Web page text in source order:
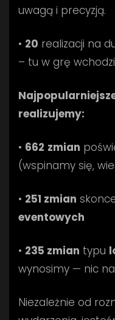
uwagą i precyzją.
• 20 realizacji na
– tu w grę
realizujemy:
• 662 zmian
(wspinamy się,
• 251 zmian
eventowych
• 235 zmian typu
wynosimy — nic
Niezależnie od